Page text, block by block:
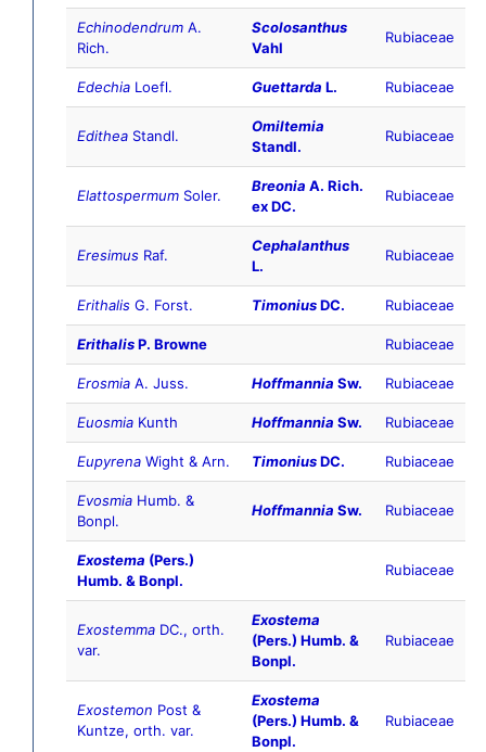
Echinodendrum A.
Rich.
Scolosanthus
Vahl
Rubiaceae
Edechia Loefl. Guettarda L. Rubiaceae
Edithea Standl.
Omiltemia
Standl.
Rubiaceae
Elattospermum Soler.
Breonia A. Rich.
ex DC.
Rubiaceae
Eresimus Raf.
Cephalanthus
L.
Rubiaceae
Erithalis G. Forst. TimoniusDC. Rubiaceae
ErithalisP. Browne Rubiaceae
Erosmia A. Juss. Hoffmannia Sw. Rubiaceae
Euosmia Kunth Hoffmannia Sw. Rubiaceae
Eupyrena Wight & Arn. TimoniusDC. Rubiaceae
Evosmia Humb. &
Bonpl.
Hoffmannia Sw. Rubiaceae
Exostema (Pers.)
Humb. & Bonpl.
Rubiaceae
Exostemma DC., orth.
var.
Exostema
(Pers.) Humb. &
Bonpl.
Rubiaceae
Exostemon Post &
Kuntze, orth. var.
Exostema
(Pers.) Humb. &
Bonpl.
Rubiaceae